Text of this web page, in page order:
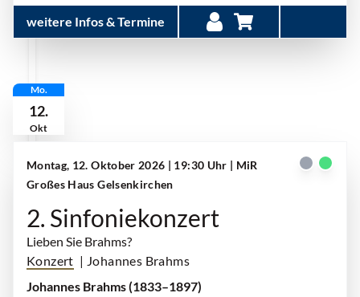
weitere Infos & Termine
Mo.
12.
Okt
Montag, 12. Oktober 2026 | 19:30 Uhr | MiR
Großes Haus Gelsenkirchen
2. Sinfoniekonzert
Lieben Sie Brahms?
Konzert | Johannes Brahms
Johannes Brahms (1833–1897)